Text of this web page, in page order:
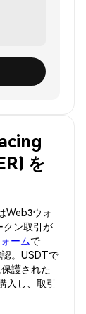
を
Web3ウォ
クン取引が
ームで
。USDTで
護された
入し、取引